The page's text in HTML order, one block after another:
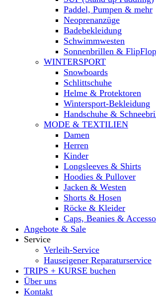
Paddel, Pumpen & mehr
Neoprenanzüge
Badebekleidung
Schwimmwesten
Sonnenbrillen &
WINTERSPORT
Snowboards
Schlittschuhe
Helme & Protektoren
Wintersport-Bekleidung
Handschuhe &
MODE & TEXTILIEN
Damen
Herren
Kinder
Longsleeves & Shirts
Hoodies & Pullover
Jacken & Westen
Shorts & Hosen
Röcke & Kleider
Caps, Beanies &
Angebote & Sale
Service
Verleih-Service
Hauseigener Reparaturservice
TRIPS + KURSE buchen
Über uns
Kontakt